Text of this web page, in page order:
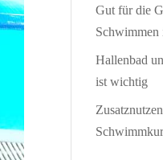
Gut für die
Schwimmen
Hallenbad
ist wichtig